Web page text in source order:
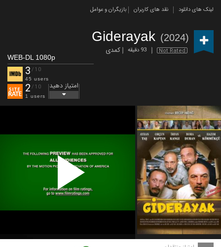
لینک های دانلود نقد های کاربران بازیگران و عوامل
Giderayak (2024)
Not Rated 93 دقیقه کمدی
WEB-DL 1080p
3 /10
45 users
2 /10
1 users
امتیاز دهید
Play